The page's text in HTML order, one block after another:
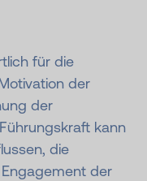
für die
der
der
kann
die
der